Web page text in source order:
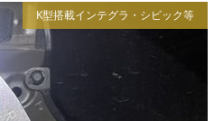
K型搭載インテグラ・シビック等